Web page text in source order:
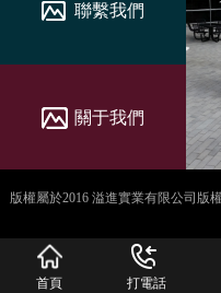
聯繫我們
關于我們
版權屬於2016 溢進實業有限公司版
首頁 打電話